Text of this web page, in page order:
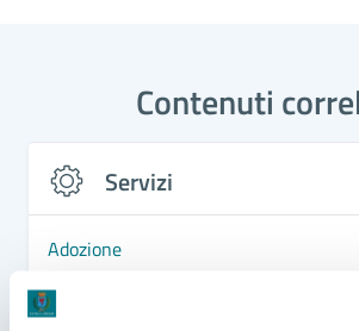
Contenuti
Servizi
Adozione
Richiesta e costituzione di unione civile
Disposizioni Anticipate di Trattamento